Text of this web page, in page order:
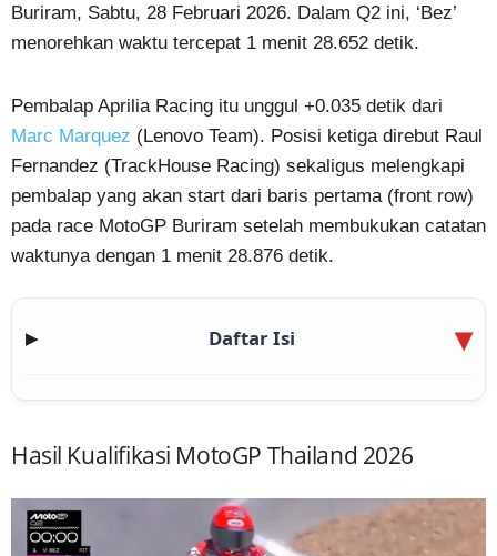
Buriram, Sabtu, 28 Februari 2026. Dalam Q2 ini, ‘Bez’
menorehkan waktu tercepat 1 menit 28.652 detik.
Pembalap Aprilia Racing itu unggul +0.035 detik dari
Marc Marquez (Lenovo Team). Posisi ketiga direbut Raul
Fernandez (TrackHouse Racing) sekaligus melengkapi
pembalap yang akan start dari baris pertama (front row)
pada race MotoGP Buriram setelah membukukan catatan
waktunya dengan 1 menit 28.876 detik.
▶ Daftar Isi
Hasil Kualifikasi MotoGP Thailand 2026